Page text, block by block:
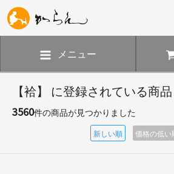
メニュー
【袷】 に登録されている商品
3560件の商品が見つかりました
新しい順 価格の低い